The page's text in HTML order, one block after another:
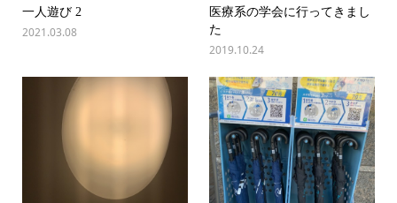
一人遊び 2
2021.03.08
医療系の学会に行ってきまし
た
2019.10.24